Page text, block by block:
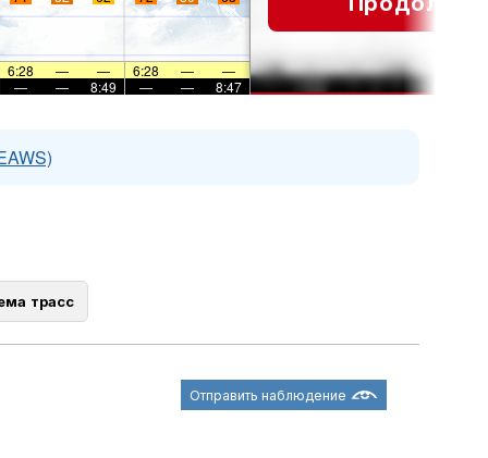
6:28 — — 6:28 —
—
— — 8:49 — — 8:47
трасс
Отправить наблюдение